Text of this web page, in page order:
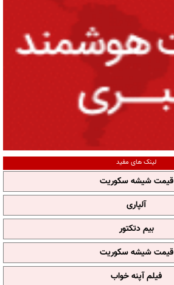
لینک های مفید
قیمت شیشه سکوریت
آلپاری
بیم دتکتور
قیمت شیشه سکوریت
فیلم آپنه خواب